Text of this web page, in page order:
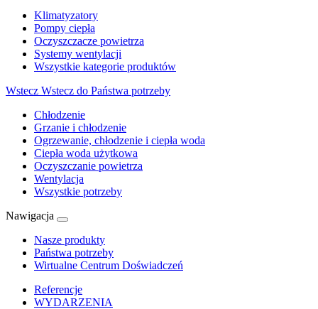
Klimatyzatory
Pompy ciepła
Oczyszczacze powietrza
Systemy wentylacji
Wszystkie kategorie produktów
Wstecz Wstecz do Państwa potrzeby
Chłodzenie
Grzanie i chłodzenie
Ogrzewanie, chłodzenie i ciepła woda
Ciepła woda użytkowa
Oczyszczanie powietrza
Wentylacja
Wszystkie potrzeby
Nawigacja
Nasze produkty
Państwa potrzeby
Wirtualne Centrum Doświadczeń
Referencje
WYDARZENIA